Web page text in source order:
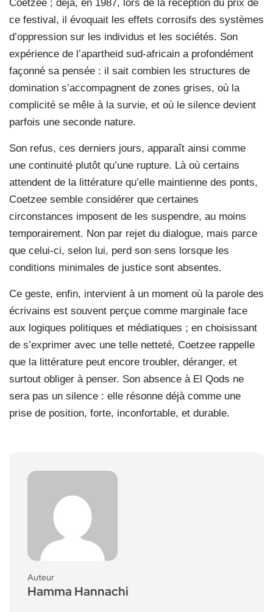
Coetzee ; déjà, en 1987, lors de la réception du prix de
ce festival, il évoquait les effets corrosifs des systèmes
d’oppression sur les individus et les sociétés. Son
expérience de l’apartheid sud-africain a profondément
façonné sa pensée : il sait combien les structures de
domination s’accompagnent de zones grises, où la
complicité se mêle à la survie, et où le silence devient
parfois une seconde nature.
Son refus, ces derniers jours, apparaît ainsi comme
une continuité plutôt qu’une rupture. Là où certains
attendent de la littérature qu’elle maintienne des ponts,
Coetzee semble considérer que certaines
circonstances imposent de les suspendre, au moins
temporairement. Non par rejet du dialogue, mais parce
que celui-ci, selon lui, perd son sens lorsque les
conditions minimales de justice sont absentes.
Ce geste, enfin, intervient à un moment où la parole des
écrivains est souvent perçue comme marginale face
aux logiques politiques et médiatiques ; en choisissant
de s’exprimer avec une telle netteté, Coetzee rappelle
que la littérature peut encore troubler, déranger, et
surtout obliger à penser. Son absence à El Qods ne
sera pas un silence : elle résonne déjà comme une
prise de position, forte, inconfortable, et durable.
Auteur
Hamma Hannachi